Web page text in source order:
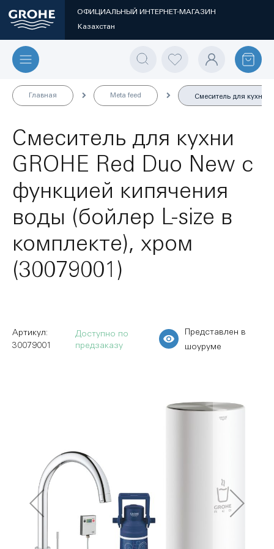
ОФИЦИАЛЬНЫЙ ИНТЕРНЕТ-МАГАЗИН
Казахстан
Главная Meta feed Смеситель для кухни
Смеситель для кухни
GROHE Red Duo New с
функцией кипячения
воды (бойлер L-size в
комплекте), хром
(30079001)
Представлен в
шоуруме
Доступно по
предзаказу
30079001